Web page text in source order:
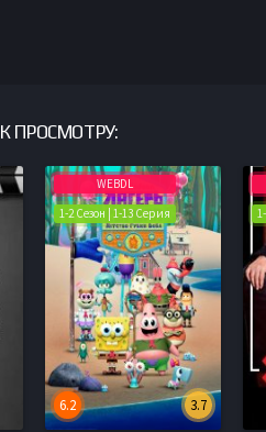
К ПРОСМОТРУ:
WEBDL
1-2 Сезон | 1-13 Серия
3.7
6.2